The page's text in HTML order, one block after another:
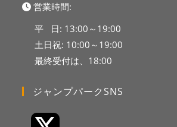
営業時間:
平 日: 13:00～19:00
土日祝: 10:00～19:00
最終受付は、18:00
ジャンプパークSNS